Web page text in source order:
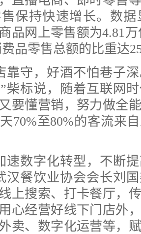
保持快速增长。数
品网上零售额为4.81
品零售总额的比重达
守，好酒不怕巷子深
柴标说，随着互联网
要懂营销，努力做全
70%至80%的客流来
数字化转型，不断提
汉餐饮业协会会长刘
上搜索、打卡餐厅，
心经营好线下门店外
卖、数字化运营等，